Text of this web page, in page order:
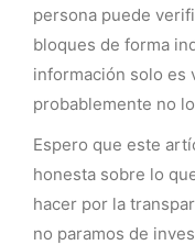
persona puede
bloques de forma
información solo es
probablemente no
Espero que este
honesta sobre lo
hacer por la
no paramos de